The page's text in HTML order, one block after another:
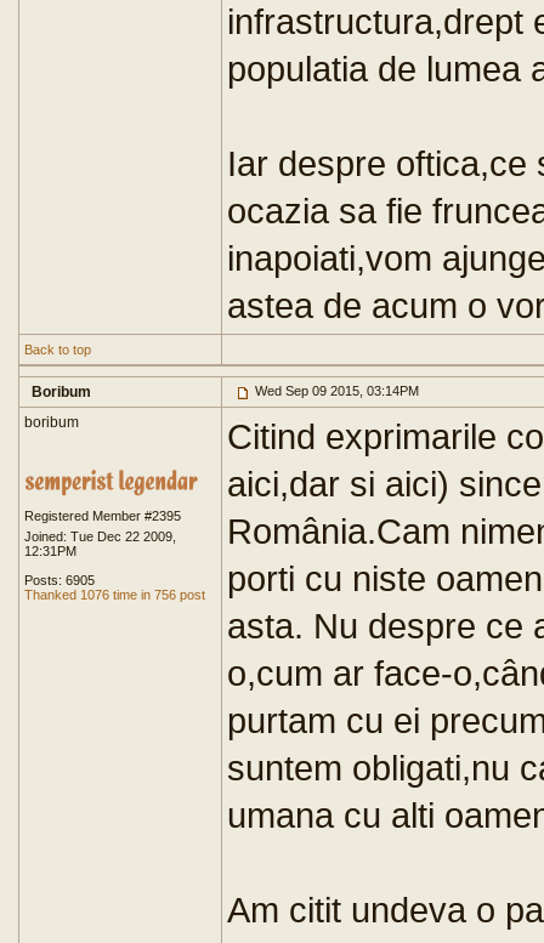
infrastructura,drept
populatia de lumea
Iar despre oftica,ce
ocazia sa fie
inapoiati,vom
astea de acum o
Back to top
Boribum Wed Sep 09 2015, 03:14PM
boribum
Registered Member #2395
Joined: Tue Dec 22 2009,
12:31PM
Posts: 6905
Thanked 1076 time in 756 post
Citind exprimarile
aici,dar si aici)
România.Cam
porti cu niste
asta. Nu despre ce
o,cum ar face-
purtam cu ei
suntem obligati,nu
umana cu alti
Am citit undeva o